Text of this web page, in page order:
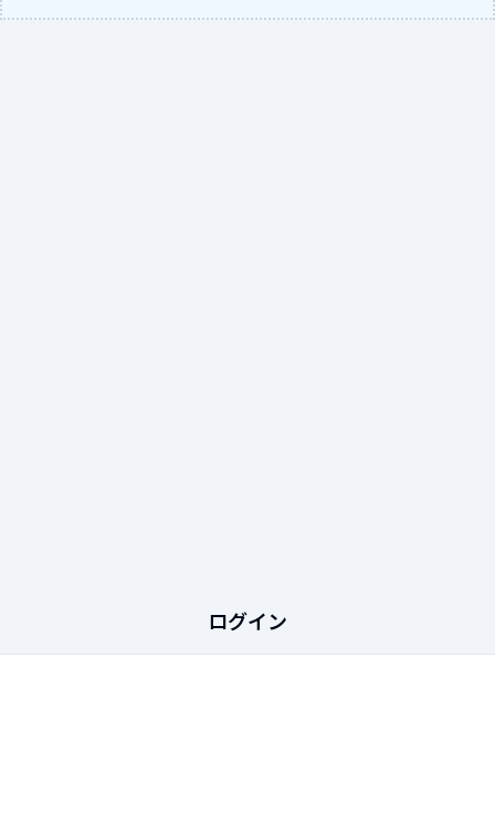
ログイン
©2024 Financial Technology System Inc.
FAQ 個人情報の取扱いについて 利用規約